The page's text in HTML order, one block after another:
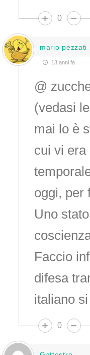
0
mario pezzati
13 anni fa
@
(vedasi
mai lo è
cui vi
oggi, per
Uno
Faccio
difesa
italiano
0